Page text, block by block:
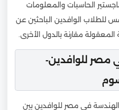
الحاسبات والمعلومات
للطلاب الوافدين الباحثين عن
مقارنة بالدول الأخرى.
مصر للوافدين-
الهندسة في مصر للوافدين بين